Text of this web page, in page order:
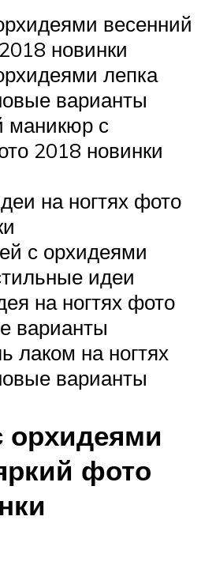
весенний
новинки
лепка
варианты
маникюр с
2018 новинки
на ногтях фото
с орхидеями
идеи
на ногтях фото
варианты
лаком на ногтях
варианты
фото